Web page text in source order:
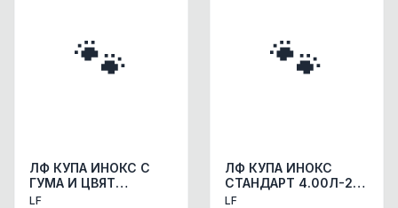
🐾
ЛФ КУПА ИНОКС С
ГУМА И ЦВЯТ
0.525л/14.5см
LF
🐾
ЛФ КУПА ИНОКС
СТАНДАРТ 4.00Л-28
СМ АКСЕСОАРИ КУЧЕ/
LF